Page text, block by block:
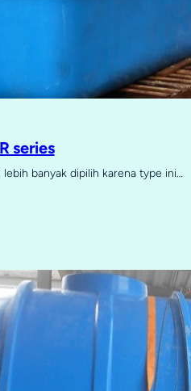
series
banyak dipilih karena type ini…